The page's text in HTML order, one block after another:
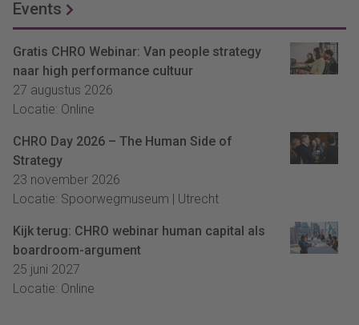
Events
Gratis CHRO Webinar: Van people strategy
naar high performance cultuur
27 augustus 2026
Locatie: Online
CHRO Day 2026 – The Human Side of
Strategy
23 november 2026
Locatie: Spoorwegmuseum | Utrecht
Kijk terug: CHRO webinar human capital als
boardroom-argument
25 juni 2027
Locatie: Online